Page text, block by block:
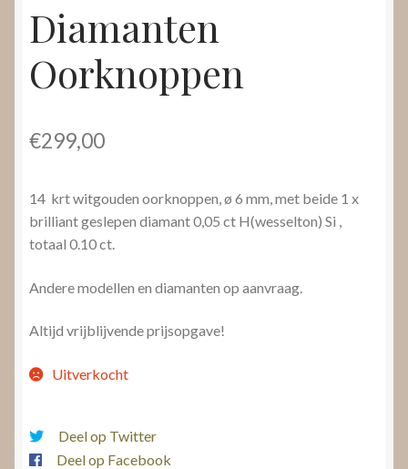
Diamanten
Oorknoppen
€299,00
14 krt witgouden oorknoppen, ø 6 mm, met beide 1 x
brilliant geslepen diamant 0,05 ct H(wesselton) Si ,
totaal 0.10 ct.
Andere modellen en diamanten op aanvraag.
Altijd vrijblijvende prijsopgave!
Uitverkocht
Deel op Twitter
Deel op Facebook